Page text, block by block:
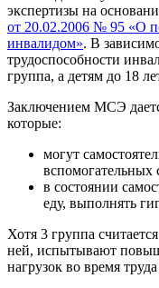
экспертизы на
от 20.02.2006 № 95 «О
инвалидом». В
трудоспособности
группа, а детям до 18
Заключением МСЭ
которые:
могут
вспомогательных
в состоянии
еду, выполнять
Хотя 3 группа
ней, испытывают
нагрузок во время